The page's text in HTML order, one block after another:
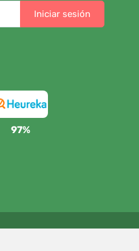
Iniciar sesión
97%